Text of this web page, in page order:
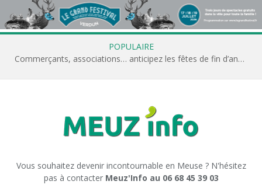
POPULAIRE
Commerçants, associations… anticipez les fêtes de fin d’année avec Meuz’Info
Vous souhaitez devenir incontournable en Meuse ? N'hésitez
pas à contacter Meuz'Info au 06 68 45 39 03